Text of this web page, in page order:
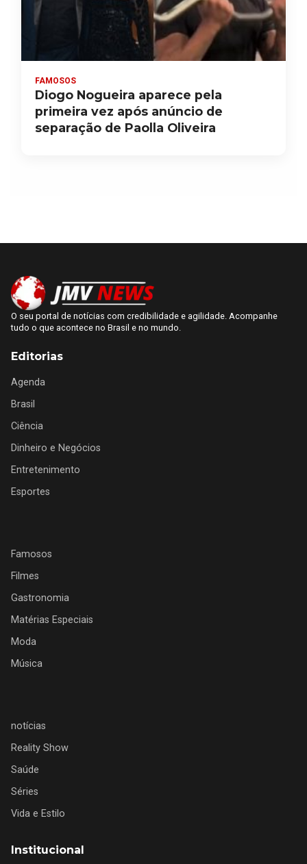
FAMOSOS
Diogo Nogueira aparece pela
primeira vez após anúncio de
separação de Paolla Oliveira
O seu portal de notícias com credibilidade e agilidade. Acompanhe
tudo o que acontece no Brasil e no mundo.
Editorias
Agenda
Brasil
Ciência
Dinheiro e Negócios
Entretenimento
Esportes
Famosos
Filmes
Gastronomia
Matérias Especiais
Moda
Música
notícias
Reality Show
Saúde
Séries
Vida e Estilo
Institucional